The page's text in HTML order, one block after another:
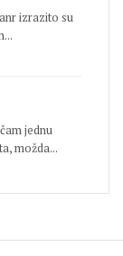
izrazito su
jednu
možda...